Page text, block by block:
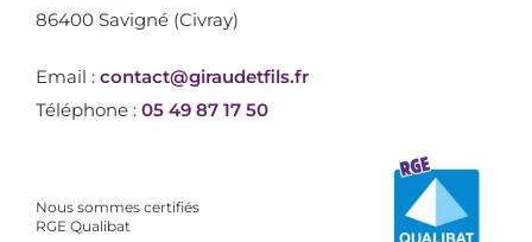
86400 Savigné (Civray)
Email : contact@giraudetfils.fr
Téléphone : 05 49 87 17 50
Nous sommes certifiés
RGE Qualibat